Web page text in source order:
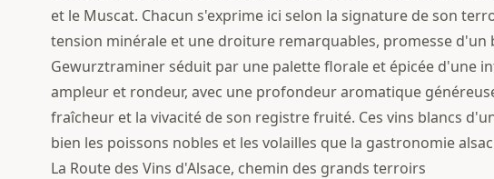
et le Muscat. Chacun s'exprime ici selon la signature de son
tension minérale et une droiture remarquables, promesse d'un
Gewurztraminer séduit par une palette florale et épicée d'une
ampleur et rondeur, avec une profondeur aromatique
fraîcheur et la vivacité de son registre fruité. Ces vins blancs
bien les poissons nobles et les volailles que la gastronomie
La Route des Vins d'Alsace, chemin des grands terroirs